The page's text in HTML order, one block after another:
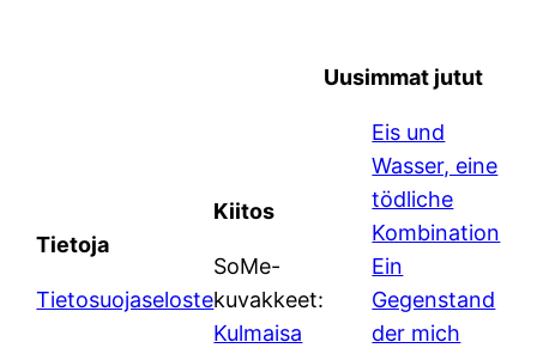
Tietoja
Tietosuojaseloste
Kiitos
SoMe-
kuvakkeet:
Kulmaisa
Uusimmat jutut
Eis und
Wasser, eine
tödliche
Kombination
Ein
Gegenstand
der mich